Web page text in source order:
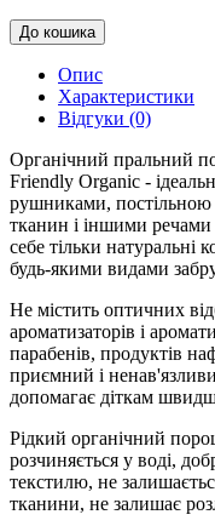
До кошика
Опис
Характеристики
Відгуки (0)
Органічний пральний
Friendly Organic -
рушниками, постільною
тканин і іншими
себе тільки натуральні
будь-якими видами
Не містить оптичних
ароматизаторів і
парабенів, продуктів
приємний і
допомагає діткам
Рідкий органічний
розчиняється у воді,
текстилю, не
тканини, не залишає